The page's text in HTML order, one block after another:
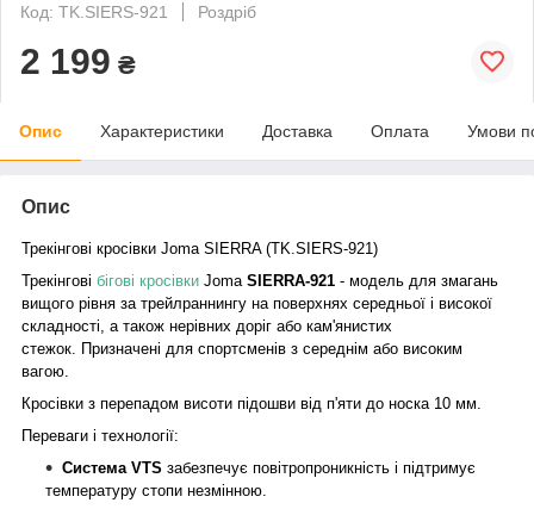
Код: TK.SIERS-921
Роздріб
2 199 ₴
Опис Характеристики Доставка Оплата Умови
Опис
Трекінгові кросівки Joma SIERRA (TK.SIERS-921)
Трекінгові бігові кросівки Joma SIERRA-921 - модель для змагань
вищого рівня за трейлраннингу на поверхнях середньої і високої
складності, а також нерівних доріг або кам'янистих
стежок.
Призначені для спортсменів з середнім або високим
вагою.
Кросівки з перепадом висоти підошви від п'яти до носка 10 мм.
Переваги і технології:
Система VTS забезпечує повітропроникність і підтримує
температуру стопи незмінною.